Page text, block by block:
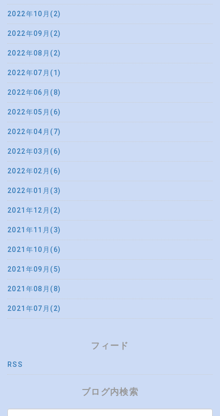
2022年10月(2)
2022年09月(2)
2022年08月(2)
2022年07月(1)
2022年06月(8)
2022年05月(6)
2022年04月(7)
2022年03月(6)
2022年02月(6)
2022年01月(3)
2021年12月(2)
2021年11月(3)
2021年10月(6)
2021年09月(5)
2021年08月(8)
2021年07月(2)
フィード
RSS
ブログ内検索